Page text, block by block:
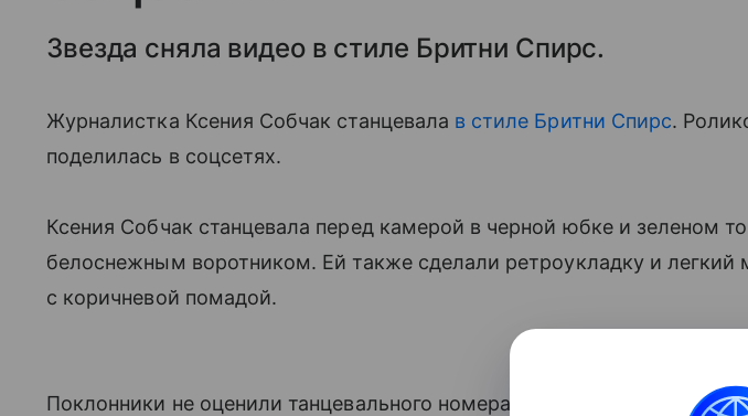
Звезда сняла видео в стиле Бритни Спирс.
Журналистка Ксения Собчак станцевала в стиле Бритни Спирс.
поделилась в соцсетях.
Ксения Собчак станцевала перед камерой в черной юбке и зеленом
белоснежным воротником. Ей также сделали ретроукладку и легкий
с коричневой помадой.
Поклонники не оценили танцевального номера, а в комментариях ее